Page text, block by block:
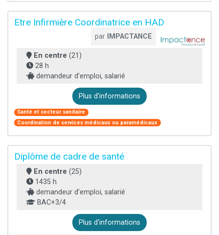
Etre Infirmière Coordinatrice en HAD
par IMPACTANCE
En centre (21)
28 h
demandeur d’emploi, salarié
Plus d'informations
Santé et secteur sanitaire
Coordination de services médicaux ou paramédicaux
Diplôme de cadre de santé
En centre (25)
1435 h
demandeur d’emploi, salarié
BAC+3/4
Plus d'informations